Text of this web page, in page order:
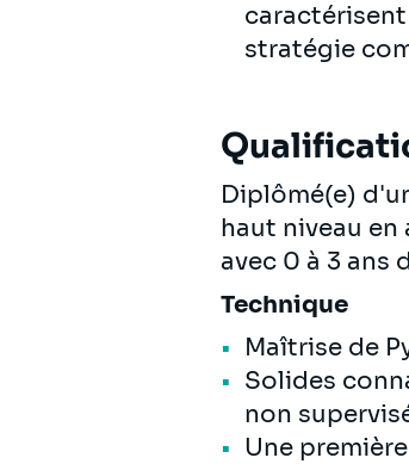
stratégie
Diplômé(e)
haut niveau
avec 0 à 3 ans
Technique
Maîtrise de
Solides
non
Une